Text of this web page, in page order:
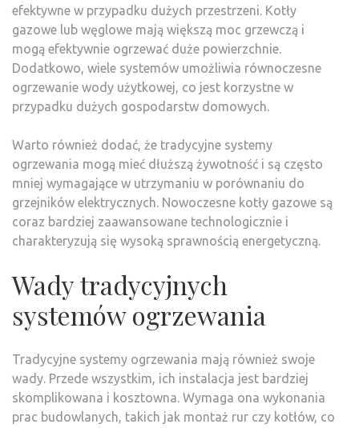
efektywne w przypadku dużych przestrzeni. Kotły
gazowe lub węglowe mają większą moc grzewczą i
mogą efektywnie ogrzewać duże powierzchnie.
Dodatkowo, wiele systemów umożliwia równoczesne
ogrzewanie wody użytkowej, co jest korzystne w
przypadku dużych gospodarstw domowych.
Warto również dodać, że tradycyjne systemy
ogrzewania mogą mieć dłuższą żywotność i są często
mniej wymagające w utrzymaniu w porównaniu do
grzejników elektrycznych. Nowoczesne kotły gazowe są
coraz bardziej zaawansowane technologicznie i
charakteryzują się wysoką sprawnością energetyczną.
Wady tradycyjnych
systemów ogrzewania
Tradycyjne systemy ogrzewania mają również swoje
wady. Przede wszystkim, ich instalacja jest bardziej
skomplikowana i kosztowna. Wymaga ona wykonania
prac budowlanych, takich jak montaż rur czy kotłów, co